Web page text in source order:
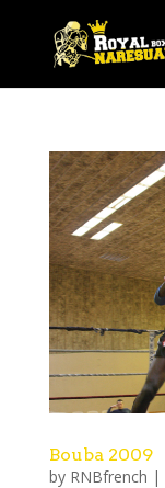
Bouba 2009
by RNBfrench |